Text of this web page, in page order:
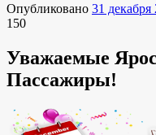
Опубликовано 31 декабря
150
Уважаемые
Пассажиры!